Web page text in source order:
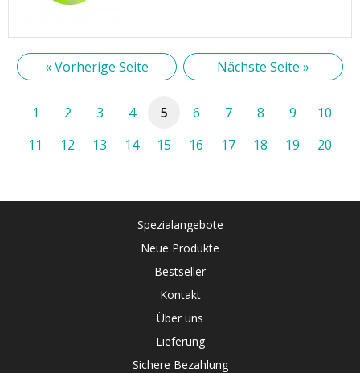
« Vorherige Seite Nächste Seite »
1 2 3 4 5 6 7 8 9
10
11
12 13 14 15 16 17 18 19 20
Spezialangebote
Neue Produkte
Bestseller
Kontakt
Über uns
Lieferung
Sichere Bezahlung